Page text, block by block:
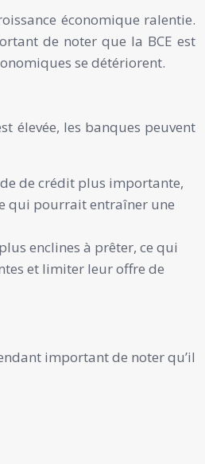
économique ralentie.
de noter que la BCE est
se détériorent.
élevée, les banques peuvent
de crédit plus importante,
qui pourrait entraîner une
enclines à prêter, ce qui
et limiter leur offre de
important de noter qu’il